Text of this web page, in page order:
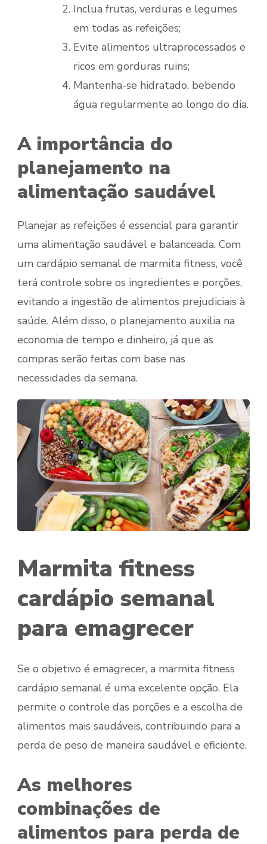
Inclua frutas, verduras e legumes
em todas as refeições;
Evite alimentos ultraprocessados e
ricos em gorduras ruins;
Mantenha-se hidratado, bebendo
água regularmente ao longo do dia.
A importância do
planejamento na
alimentação saudável
Planejar as refeições é essencial para garantir
uma alimentação saudável e balanceada. Com
um cardápio semanal de marmita fitness, você
terá controle sobre os ingredientes e porções,
evitando a ingestão de alimentos prejudiciais à
saúde. Além disso, o planejamento auxilia na
economia de tempo e dinheiro, já que as
compras serão feitas com base nas
necessidades da semana.
Marmita fitness
cardápio semanal
para emagrecer
Se o objetivo é emagrecer, a marmita fitness
cardápio semanal é uma excelente opção. Ela
permite o controle das porções e a escolha de
alimentos mais saudáveis, contribuindo para a
perda de peso de maneira saudável e eficiente.
As melhores
combinações de
alimentos para perda de